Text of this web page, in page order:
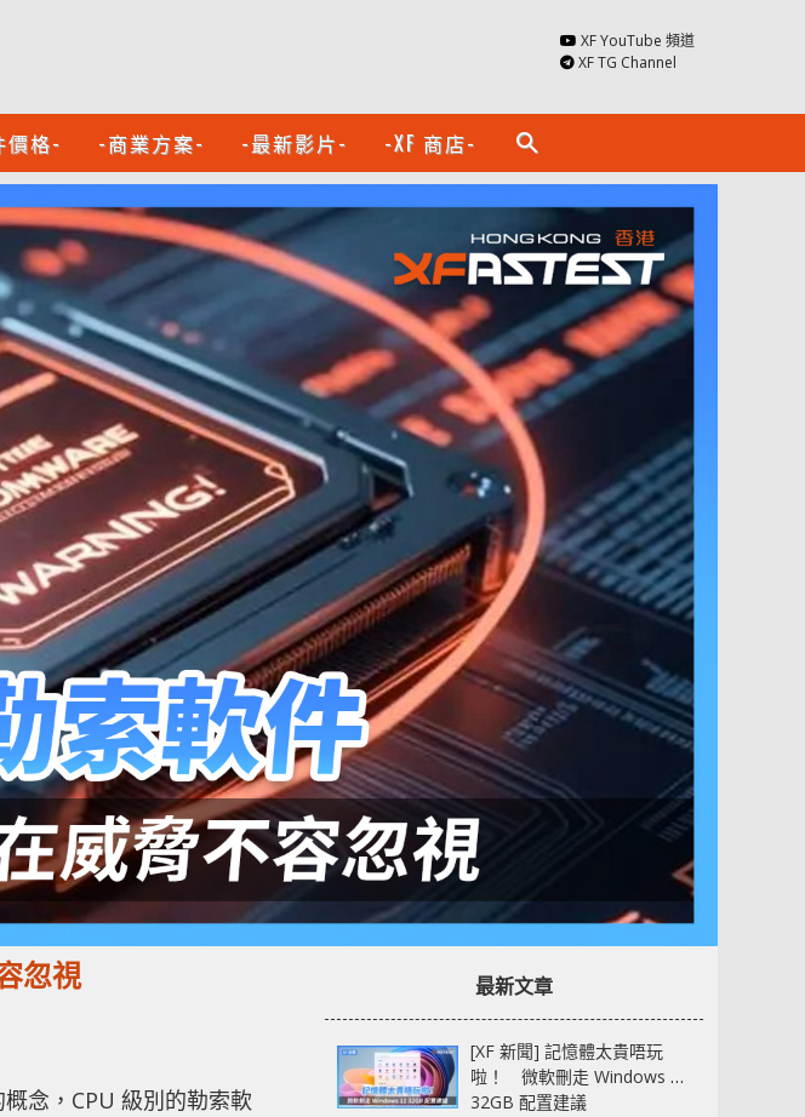
XF YouTube 頻道
XF TG Channel
價格- -商業方案- -最新影片- -XF 商店- search
忽視
念，CPU 級別的勒索軟
最新文章
[XF 新聞] 記憶體太貴唔玩
啦！ 微軟刪走 Windows 11
32GB 配置建議